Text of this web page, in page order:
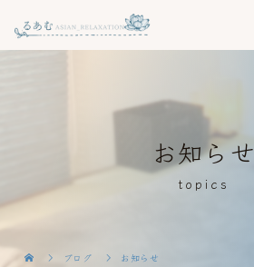
お知らせ
topics
ブログ お知らせ